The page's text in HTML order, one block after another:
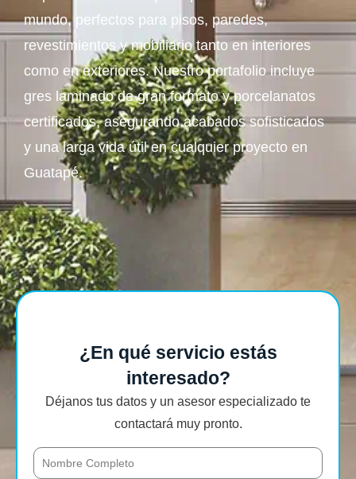
mundo, perfectos para pisos, paredes,
revestimientos y mobiliario tanto en interiores
como en exteriores. Nuestro portafolio incluye
gres laminado de gran formato y porcelanatos
certificados, asegurando acabados sofisticados
y una larga vida útil en cualquier proyecto en
Guatapé.
¿En qué servicio estás
interesado?
Déjanos tus datos y un asesor especializado te
contactará muy pronto.